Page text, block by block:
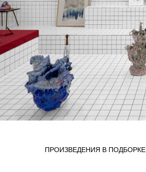
ПРОИЗВЕДЕНИЯ В ПОДБОРКЕ